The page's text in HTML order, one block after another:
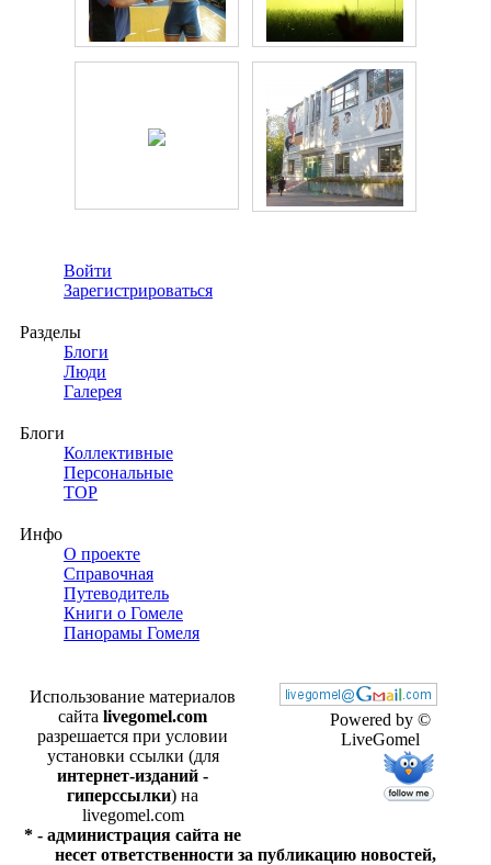
Войти
Зарегистрироваться
Разделы
Блоги
Люди
Галерея
Блоги
Коллективные
Персональные
TOP
Инфо
О проекте
Справочная
Путеводитель
Книги о Гомеле
Панорамы Гомеля
Powered by ©
LiveGomel
Использование материалов
сайта livegomel.com
разрешается при условии
установки ссылки (для
интернет-изданий -
гиперссылки) на
livegomel.com
* - администрация сайта не
несет ответственности за публикацию новостей,